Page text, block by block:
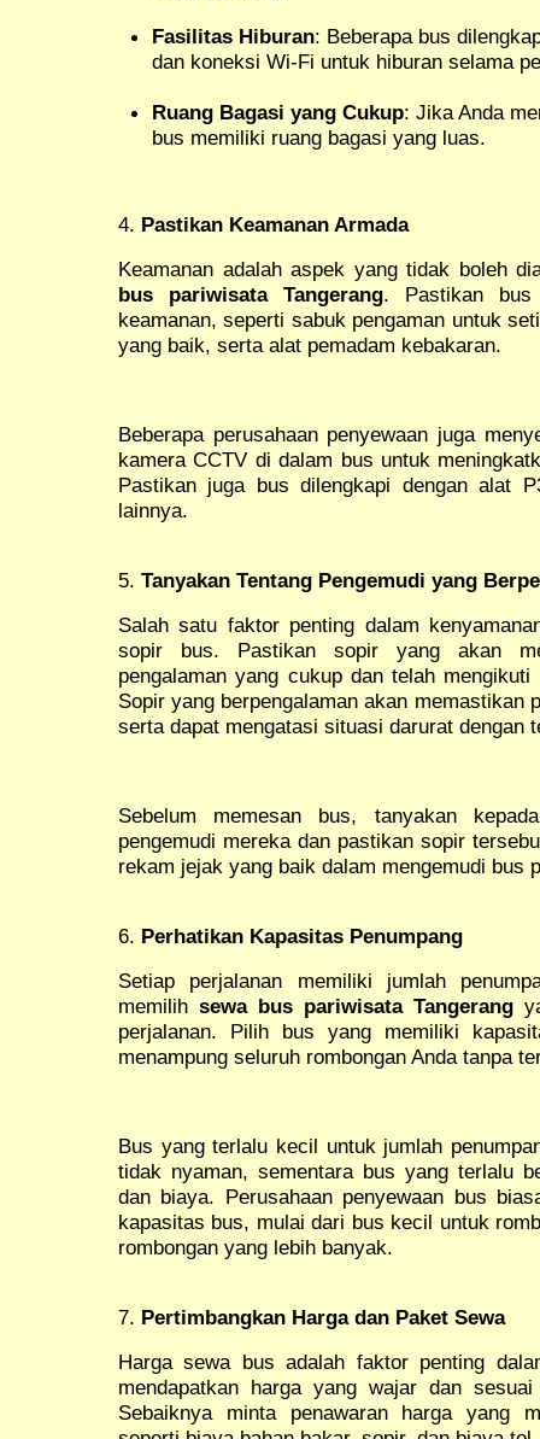
Fasilitas Hiburan: Beberapa bus
dan koneksi Wi-Fi untuk hiburan selama
Ruang Bagasi yang Cukup: Jika Anda
bus memiliki ruang bagasi yang luas.
4. Pastikan Keamanan Armada
Keamanan adalah aspek yang tidak boleh
bus pariwisata Tangerang. Pastikan bus
keamanan, seperti sabuk pengaman untuk
yang baik, serta alat pemadam kebakaran.
Beberapa perusahaan penyewaan juga
kamera CCTV di dalam bus untuk
Pastikan juga bus dilengkapi dengan alat
lainnya.
5. Tanyakan Tentang Pengemudi yang
Salah satu faktor penting dalam
sopir bus. Pastikan sopir yang akan
pengalaman yang cukup dan telah
Sopir yang berpengalaman akan memastikan
serta dapat mengatasi situasi darurat dengan
Sebelum memesan bus, tanyakan
pengemudi mereka dan pastikan sopir
rekam jejak yang baik dalam mengemudi bus
6. Perhatikan Kapasitas Penumpang
Setiap perjalanan memiliki jumlah
memilihsewa bus pariwisata Tangerang
perjalanan. Pilih bus yang memiliki
menampung seluruh rombongan Anda tanpa
Bus yang terlalu kecil untuk jumlah
tidak nyaman, sementara bus yang terlalu
dan biaya. Perusahaan penyewaan bus
kapasitas bus, mulai dari bus kecil untuk
rombongan yang lebih banyak.
7. Pertimbangkan Harga dan Paket Sewa
Harga sewa bus adalah faktor penting
mendapatkan harga yang wajar dan
Sebaiknya minta penawaran harga yang